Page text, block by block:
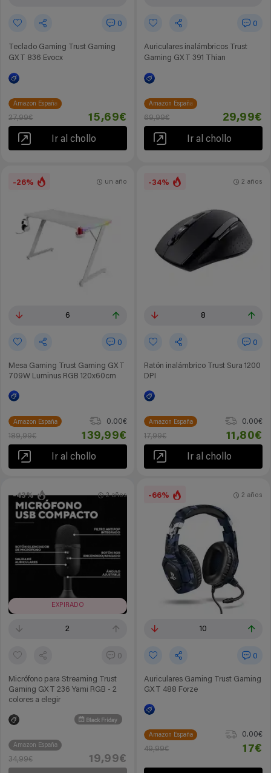
0
Teclado Gaming Trust Gaming
GXT 836 Evocx
Amazon España
27,99€ 15,69€
Ir al chollo
0
Auriculares inalámbricos Trust
Gaming GXT 391 Thian
Amazon España
69,99€ 29,99€
Ir al chollo
-26%
6
0
Mesa Gaming Trust Gaming GXT
709W Luminus RGB 120x60cm
un año
Amazon España
0.00€
189,99€
139,99€
Ir al chollo
-34%
8
0
Ratón inalámbrico Trust Sura 1200
DPI
2 años
Amazon España
0.00€
17,99€
11,80€
Ir al chollo
-43%
EXPIRADO
2
0
Micrófono para Streaming Trust
Gaming GXT 236 Yami RGB - 2
colores a elegir
Black Friday
2 años
Amazon España
34,99€ 19,99€
-66%
10
0
Auriculares Gaming Trust Gaming
GXT 488 Forze
2 años
Amazon España
0.00€
49,99€
17€